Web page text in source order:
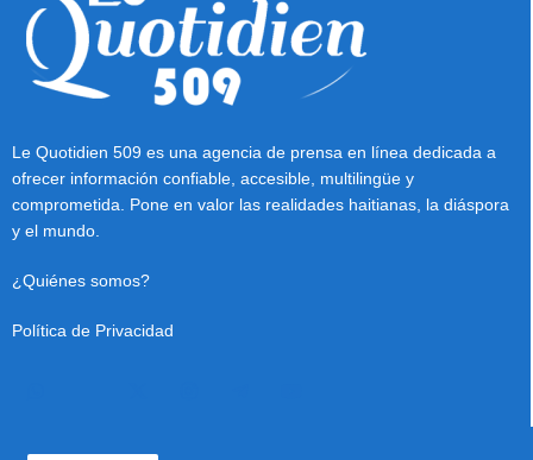
Le Quotidien 509 es una agencia de prensa en línea dedicada a
ofrecer información confiable, accesible, multilingüe y
comprometida. Pone en valor las realidades haitianas, la diáspora
y el mundo.
¿Quiénes somos?
Política de Privacidad